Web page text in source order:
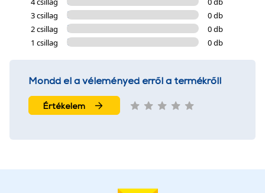
3 csillag
0 db
2 csillag
0 db
1 csillag
0 db
Mondd el a véleményed erről a termékről!
Értékelem